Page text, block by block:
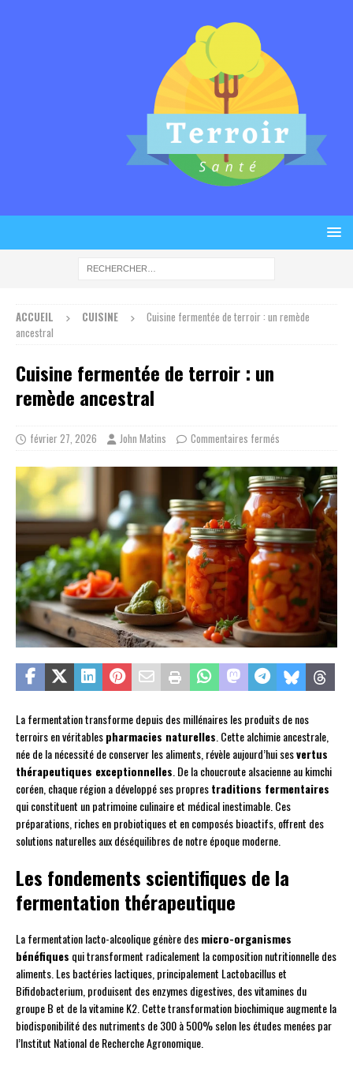
ACCUEIL CUISINE
Cuisine fermentée de terroir : un remède
ancestral
Cuisine fermentée de terroir : un
remède ancestral
février 27, 2026 John Matins Commentaires fermés
La fermentation transforme depuis des millénaires les produits de nos
terroirs en véritablespharmacies naturelles . Cette alchimie ancestrale,
née de la nécessité de conserver les aliments, révèle aujourd’hui sesvertus
thérapeutiques exceptionnelles . De la choucroute alsacienne au kimchi
coréen, chaque région a développé ses proprestraditions fermentaires
qui constituent un patrimoine culinaire et médical inestimable. Ces
préparations, riches en probiotiques et en composés bioactifs, offrent des
solutions naturelles aux déséquilibres de notre époque moderne.
Les fondements scientifiques de la
fermentation thérapeutique
La fermentation lacto-alcoolique génère desmicro-organismes
bénéfiques qui transforment radicalement la composition nutritionnelle des
aliments. Les bactéries lactiques, principalement Lactobacillus et
Bifidobacterium, produisent des enzymes digestives, des vitamines du
groupe B et de la vitamine K2. Cette transformation biochimique augmente la
biodisponibilité des nutriments de 300 à 500% selon les études menées par
l’Institut National de Recherche Agronomique.